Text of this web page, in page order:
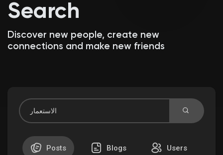
Discover Blogs
Discover Market
Search
Discover new people, create new
connections and make new friends
Posts Blogs Users